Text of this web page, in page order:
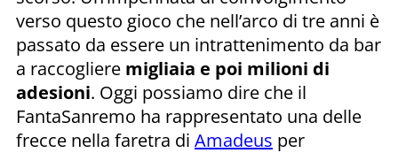
verso questo gioco che nell’arco di tre anni è
passato da essere un intrattenimento da bar
a raccogliere migliaia e poi milioni di
adesioni. Oggi possiamo dire che il
FantaSanremo ha rappresentato una delle
frecce nella faretra di Amadeus per